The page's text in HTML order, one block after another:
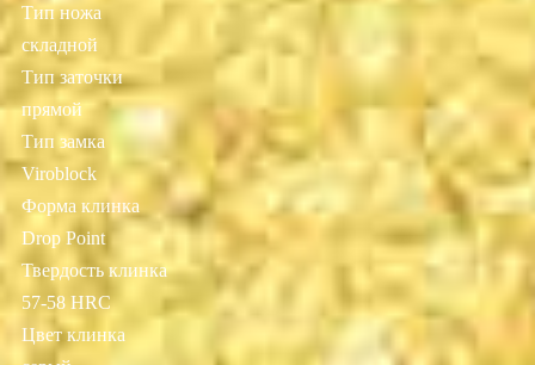
Тип ножа
складной
Тип заточки
прямой
Тип замка
Viroblock
Форма клинка
Drop Point
Твердость клинка
57-58 HRC
Цвет клинка